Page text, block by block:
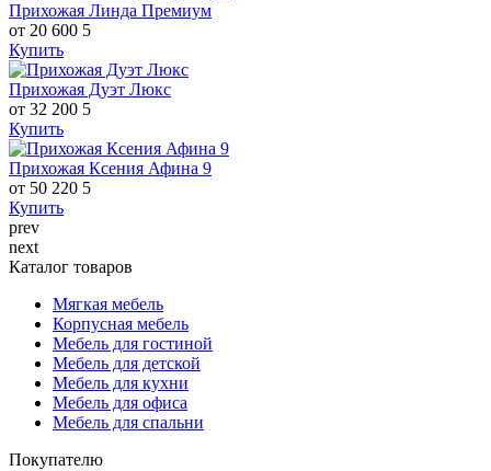
Прихожая Линда Премиум
от 20 600 5
Купить
Прихожая Дуэт Люкс
от 32 200 5
Купить
Прихожая Ксения Афина 9
от 50 220 5
Купить
prev
next
Каталог товаров
Мягкая мебель
Корпусная мебель
Мебель для гостиной
Мебель для детской
Мебель для кухни
Мебель для офиса
Мебель для спальни
Покупателю